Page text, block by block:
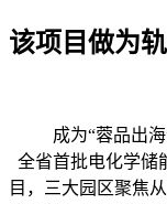
该项目做为
成为“蓉品出海”
全省首批电化学储
目，三大园区聚焦